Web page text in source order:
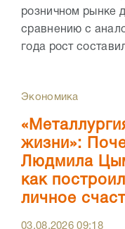
розничном рынке
сравнению с
года рост
Экономика
жизни»:
Людмила
как
личное
03.08.202609:18